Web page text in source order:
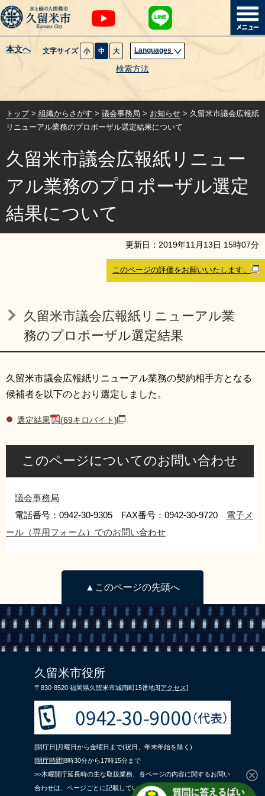
本文へ 文字サイズ 小 中 大 Languages
検索方法
暮らし・届出
健康・医療・福祉
観光魅力・イベント
創業・産業・ビジネス
計画・政策
サイトについて
トップ> 組織からさがす > 議会事務局 > お知らせ > 久留米市議会広報紙
リニューアル業務のプロポーザル選定結果について
久留米市議会広報紙リニュー
アル業務のプロポーザル選定
結果について
更新日： 2019年11 月 13日 15時07分
このページの評価をお願いいたします。
久留米市議会広報紙リニューアル業
務のプロポーザル選定結果
久留米市議会広報紙リニューアル業務の契約相手方となる
候補者を以下のとおり選定しました。
選定結果 (69キロバイト)
このページについてのお問い合わせ
議会事務局
電話番号：0942-30-9305 FAX番号：0942-30-9720 電子メ
ール（専用フォーム）でのお問い合わせ
▲このページの先頭へ
久留米市役所
〒830-8520 福岡県久留米市城南町15番地3[アクセス]
[開庁日]月曜日から金曜日まで(祝日、年末年始を除く)
[開庁時間]8時30分から17時15分まで
>>木曜開庁延長時の主な取扱業務、各ページの内容に関するお問い
合わせは、ページごとに記載している問合せ先までご連絡くださ